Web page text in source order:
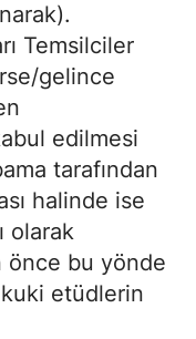
Temsilciler
gelince
edilmesi
tarafından
halinde ise
olarak
önce bu yönde
etüdlerin